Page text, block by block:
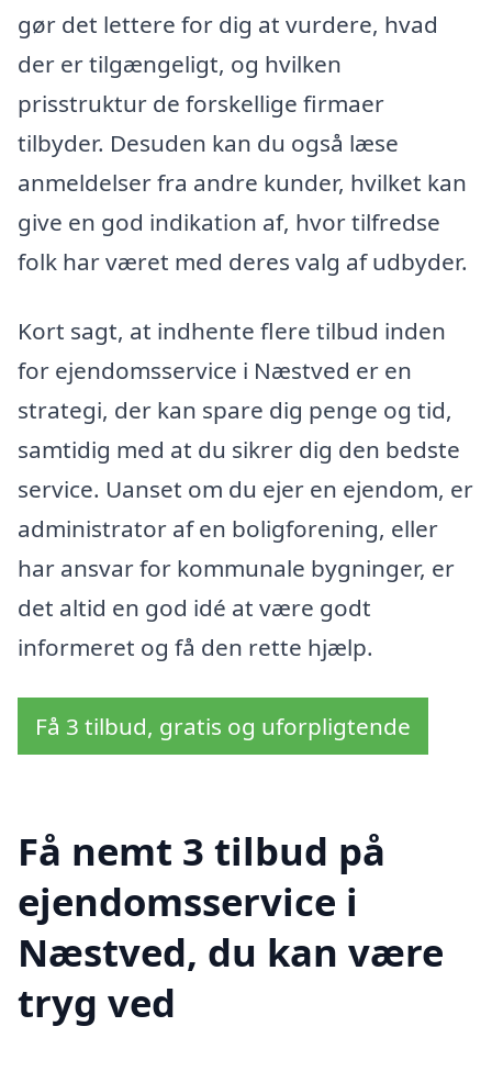
gør det lettere for dig at vurdere, hvad
der er tilgængeligt, og hvilken
prisstruktur de forskellige firmaer
tilbyder. Desuden kan du også læse
anmeldelser fra andre kunder, hvilket kan
give en god indikation af, hvor tilfredse
folk har været med deres valg af udbyder.
Kort sagt, at indhente flere tilbud inden
for ejendomsservice i Næstved er en
strategi, der kan spare dig penge og tid,
samtidig med at du sikrer dig den bedste
service. Uanset om du ejer en ejendom, er
administrator af en boligforening, eller
har ansvar for kommunale bygninger, er
det altid en god idé at være godt
informeret og få den rette hjælp.
Få 3 tilbud, gratis og uforpligtende
Få nemt 3 tilbud på
ejendomsservice i
Næstved, du kan være
tryg ved